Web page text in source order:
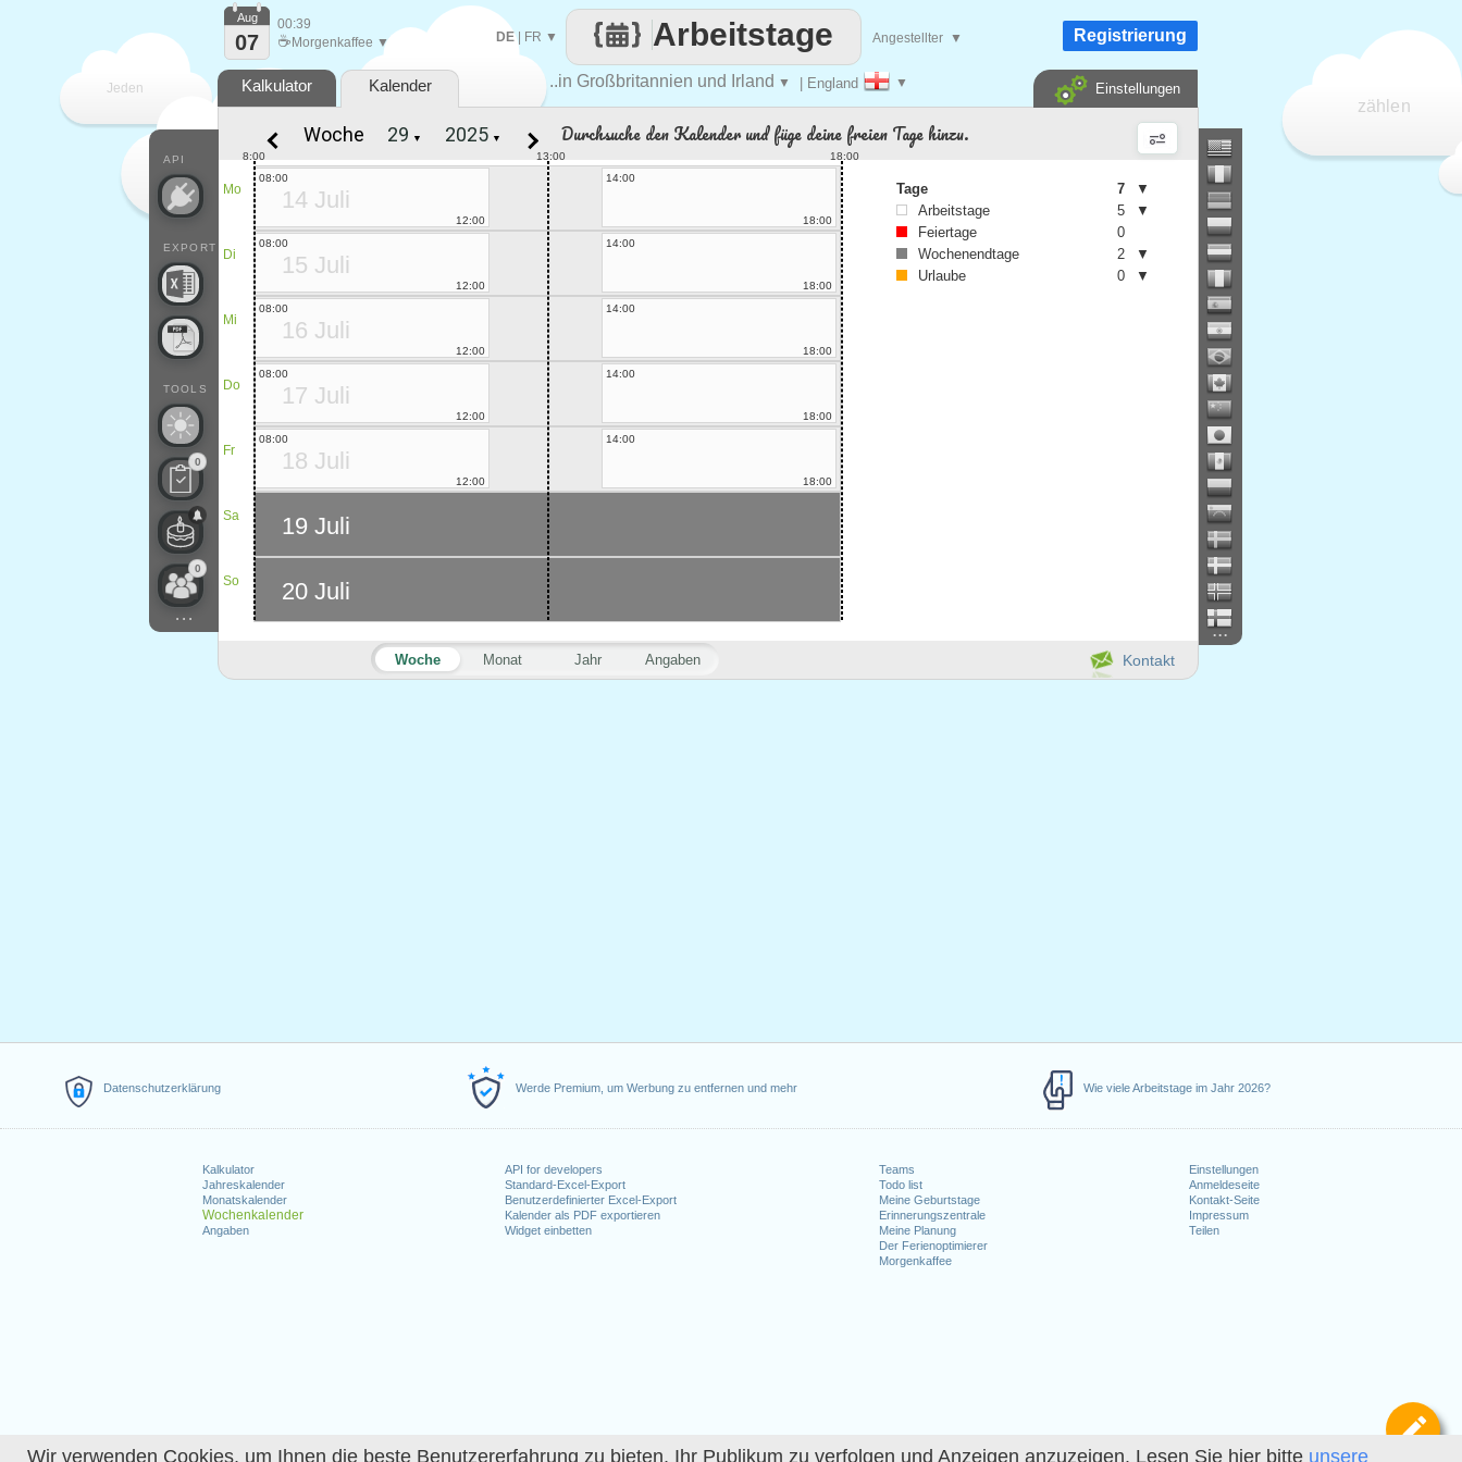
Wir verwenden Cookies, um Ihnen die beste Benutzererfahrung zu bieten, Ihr Publikum zu verfolgen und Anzeigen anzuzeigen. Lesen Sie hier bitte unsere
Datenschutzerklärung Werde Premium, um Werbung zu entfernen und mehr Wie viele Arbeitstage im Jahr 2026?
Kalkulator
Jahreskalender
Monatskalender
Wochenkalender
Angaben
API for developers
Standard-Excel-Export
Benutzerdefinierter Excel-Export
Kalender als PDF exportieren
Widget einbetten
Teams
Todo list
Meine Geburtstage
Erinnerungszentrale
Meine Planung
Der Ferienoptimierer
Morgenkaffee
Einstellungen
Anmeldeseite
Kontakt-Seite
Impressum
Teilen
Jeden
Tag
zählen
..in Großbritannien und Irland ▼ | England ▼
Arbeitstage
DE| FR ▼ Angestellter ▼
API
EXPORT
TOOLS
0
0
...
Aug
07
00:39
☕ Morgenkaffee ▼ Registrierung
Kalkulator Kalender Einstellungen
...
Kontakt
Woche Monat Jahr Angaben
Woche ▼ ▼ Durchsuche den Kalender und füge deine freien Tage hinzu.
Mo
Di
Mi
Do
Fr
Sa
So
13:00
8:00 18:00
14 Juli
08:00
12:00
14:00
18:00
15 Juli
08:00
12:00
14:00
18:00
16 Juli
08:00
12:00
14:00
18:00
17 Juli
08:00
12:00
14:00
18:00
18 Juli
08:00
12:00
14:00
18:00
19 Juli
20 Juli
Tage 7
▼
Arbeitstage
5
▼
Feiertage
0
Wochenendtage
2
▼
Urlaube
0 ▼